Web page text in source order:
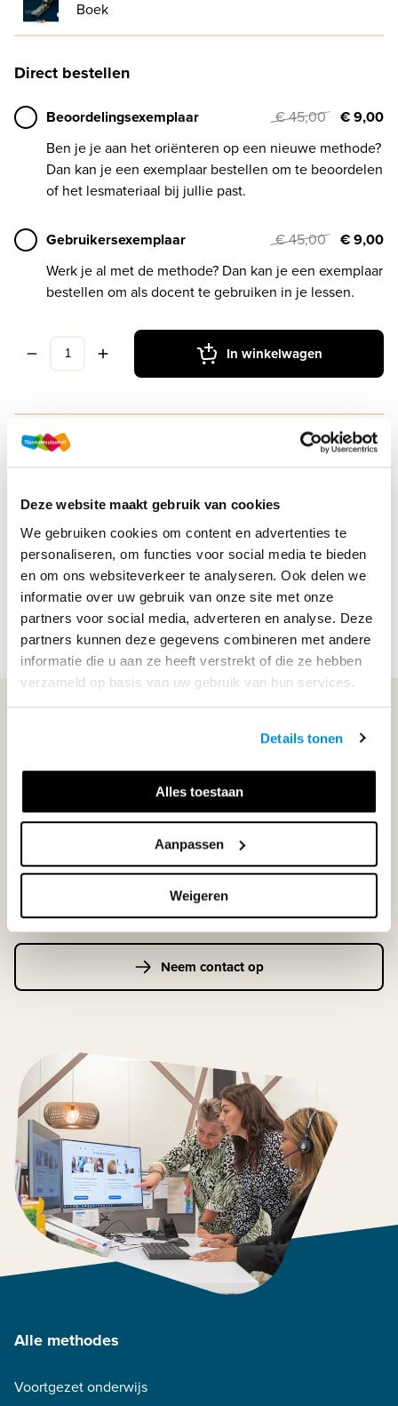
Deze website maakt gebruik van cookies
We gebruiken cookies om content en advertenties te
personaliseren, om functies voor social media te bieden
en om ons websiteverkeer te analyseren. Ook delen we
informatie over uw gebruik van onze site met onze
partners voor social media, adverteren en analyse. Deze
partners kunnen deze gegevens combineren met andere
informatie die u aan ze heeft verstrekt of die ze hebben
verzameld op basis van uw gebruik van hun services.
Details tonen
Alles toestaan
Aanpassen
Weigeren
Boek
Direct bestellen
Beoordelingsexemplaar € 45,00
€ 9,00
Ben je je aan het oriënteren op een nieuwe methode?
Dan kan je een exemplaar bestellen om te beoordelen
of het lesmateriaal bij jullie past.
Gebruikersexemplaar € 45,00
€ 9,00
Werk je al met de methode? Dan kan je een exemplaar
bestellen om als docent te gebruiken in je lessen.
In winkelwagen
Druk
1
Methode
Feniks LRN-line
Soort uitgave
Online + boek VO
ISBN
9789006080964
WIJ STAAN VOOR JE KLAAR!
Maandag t/m vrijdag | 08.00 - 17.00 uur
Klantenservice
Neem contact op
Alle methodes
Voortgezet onderwijs